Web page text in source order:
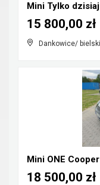
Mini Tylko
Dankowice/
15 800,00 zł
18 500,00 zł